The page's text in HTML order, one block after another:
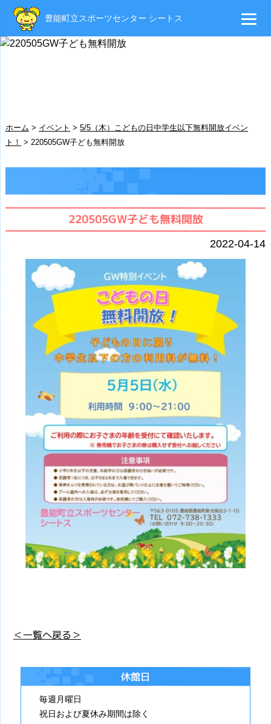
ホーム > イベント > 5/5（木）こどもの日中学生以下無料開放イベン
ト！ > 220505GW子ども無料開放
220505GW子ども無料開放
2022-04-14
＜一覧へ戻る＞
休館日
毎週月曜日
祝日および夏休み期間は除く
豊能町立スポーツセンター シートス